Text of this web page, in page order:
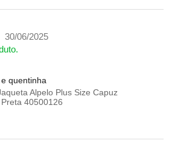
30/06/2025
quentinha
Alpelo Plus Size Capuz
40500126